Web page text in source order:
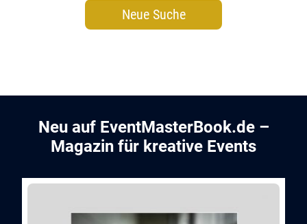
Neue Suche
Neu auf EventMasterBook.de –
Magazin für kreative Events